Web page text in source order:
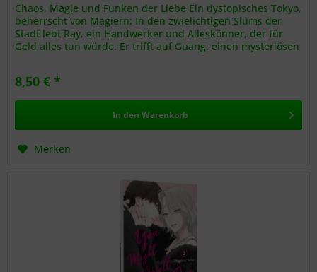
Chaos, Magie und Funken der Liebe Ein dystopisches Tokyo,
beherrscht von Magiern: In den zwielichtigen Slums der
Stadt lebt Ray, ein Handwerker und Alleskönner, der für
Geld alles tun würde. Er trifft auf Guang, einen mysteriösen
8,50 € *
In den Warenkorb
Merken